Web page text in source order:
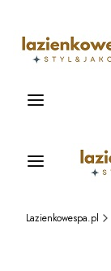
Lazienkowespa.pl